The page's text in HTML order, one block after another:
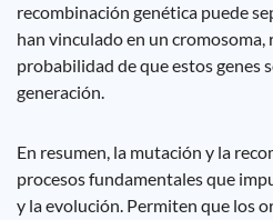
recombinación genética puede
han vinculado en un cromosoma,
probabilidad de que estos genes
generación.
En resumen, la mutación y la
procesos fundamentales que
y la evolución. Permiten que los